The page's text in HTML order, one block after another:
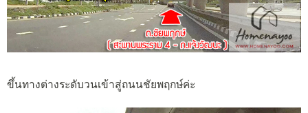
ขึ้นทางต่างระดับวนเข้าสู่ถนนชัยพฤกษ์ค่ะ